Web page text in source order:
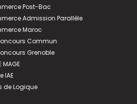
Post-Bac
Admission Parallèle
Maroc
Commun
Grenoble
MAGE
IAE
de Logique